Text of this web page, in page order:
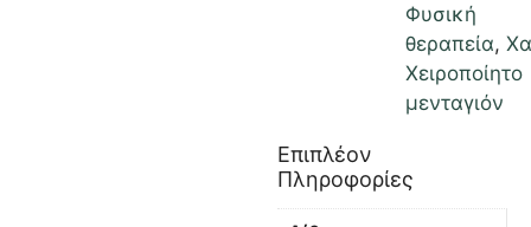
Φυσική
θεραπεία,
Χειροποίητο
μενταγιόν
Επιπλέον
Πληροφορίες